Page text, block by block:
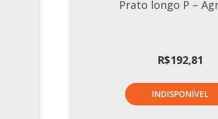
Prato longo P –
R$192,81
INDISPONÍVEL